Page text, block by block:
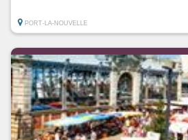
PORT-LA-NOUVELLE